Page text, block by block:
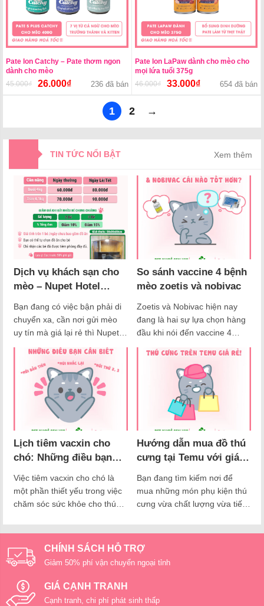
Pate lon Catchy – Pate thơm ngon
dành cho mèo
45.000₫
Giá
26.000₫Giá
236 đã bán
Pate lon LaPaw dành cho mèo cho
mọi lứa tuổi 375g
46.000₫
Giá
33.000₫Giá
654 đã bán
1 2 →
TIN TỨC NỔI BẬT Xem thêm
Dịch vụ khách sạn cho
mèo – Nupet Hotel
Bạn đang có việc bận phải di
chuyển xa, cần nơi gửi mèo
uy tín mà giá lại rẻ thì Nupet
Hotel là sự lựa chọn hoàn hảo
của bạn. Tin vui cho khách
hàng của Nupet hiện tại nhà
Nu đã có dịch vụ khách sạn
cho mèo trong mèo giá rẻ tại
So sánh vaccine 4 bệnh
mèo zoetis và nobivac
Zoetis và Nobivac hiện nay
đang là hai sự lựa chọn hàng
đầu khi nói đến vaccine 4
bệnh cho mèo. Zoetis, với
xuất xứ từ Mỹ, được biết đến
với hiệu quả bảo vệ cao và sự
an toàn vượt trội. Còn Nobivac
là một sản phẩm được sử
dụng rộng rãi trên toàn…
Lịch tiêm vacxin cho
chó: Những điều bạn
Việc tiêm vacxin cho chó là
một phần thiết yếu trong việc
chăm sóc sức khỏe cho thú
nguy hiểm, việc tuân thủ lịch
tiêm vaccine đúng thời gian là
rất quan trọng. Bài viết này sẽ
cung cấp hướng dẫn chi tiết…
Hướng dẫn mua đồ thú
cưng tại Temu với giá
siêu rẻ từ A – Z
Bạn đang tìm kiếm nơi để
mua những món phụ kiện thú
cưng vừa chất lượng vừa tiết
mua sắm thông minh trên
Temu – nền tảng mua sắm
trực tuyến nổi tiếng với hàng
đến…
CHÍNH SÁCH HỖ TRỢ
Giảm 50% phí vận chuyển ngoại tỉnh
GIÁ CẠNH TRANH
Cạnh tranh, chi phí phát sinh thấp